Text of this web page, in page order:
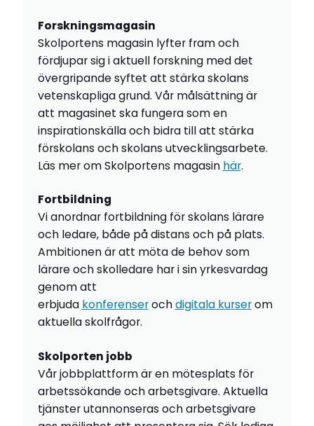
Forskningsmagasin
Skolportens magasin lyfter fram och
fördjupar sig i aktuell forskning med det
övergripande syftet att stärka skolans
vetenskapliga grund. Vår målsättning är
att magasinet ska fungera som en
inspirationskälla och bidra till att stärka
förskolans och skolans utvecklingsarbete.
Läs mer om Skolportens magasin här.
Fortbildning
Vi anordnar fortbildning för skolans lärare
och ledare, både på distans och på plats.
Ambitionen är att möta de behov som
lärare och skolledare har i sin yrkesvardag
genom att
erbjuda konferenserochdigitala kurserom
aktuella skolfrågor.
Skolporten jobb
Vår jobbplattform är en mötesplats för
arbetssökande och arbetsgivare. Aktuella
tjänster utannonseras och arbetsgivare